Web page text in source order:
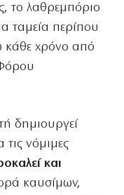
το λαθρεμπόριο
ταμεία περίπου
κάθε χρόνο από
δημιουργεί
τις νόμιμες
και
καυσίμων,